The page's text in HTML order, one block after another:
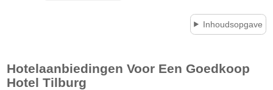
Inhoudsopgave
Hotelaanbiedingen Voor Een Goedkoop
Hotel Tilburg